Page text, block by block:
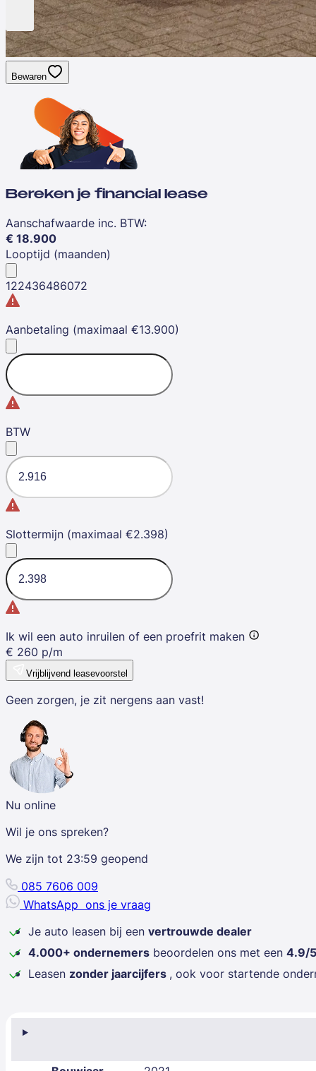
Bewaren
Bereken je financial lease
Aanschafwaarde inc. BTW:
€ 18.900
Looptijd (maanden)
122436486072
Aanbetaling (maximaal €13.900)
BTW
Slottermijn (maximaal €2.398)
Ik wil een auto inruilen of een proefrit maken
€ 260 p/m
Vrijblijvend leasevoorstel
Geen zorgen, je zit nergens aan vast!
Nu online
Wil je ons spreken?
We zijn tot 23:59 geopend
085 7606 009
WhatsApp ons je vraag
Je auto leasen bij een vertrouwde dealer
4.000+ ondernemers beoordelen ons met een 4.9/5
Leasen zonder jaarcijfers , ook voor startende